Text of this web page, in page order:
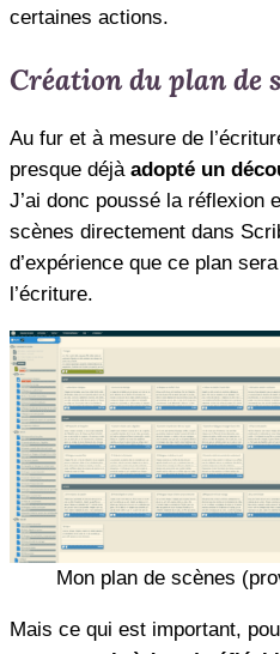
certaines actions.
Création du plan de
Au fur et à mesure de
presque déjà adopté un
J’ai donc poussé la réflexion
scènes directement dans
d’expérience que ce plan
l’écriture.
Mon plan de scènes
Mais ce qui est important,